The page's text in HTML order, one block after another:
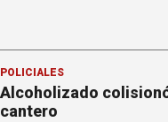
POLICIALES
Alcoholizado
cantero